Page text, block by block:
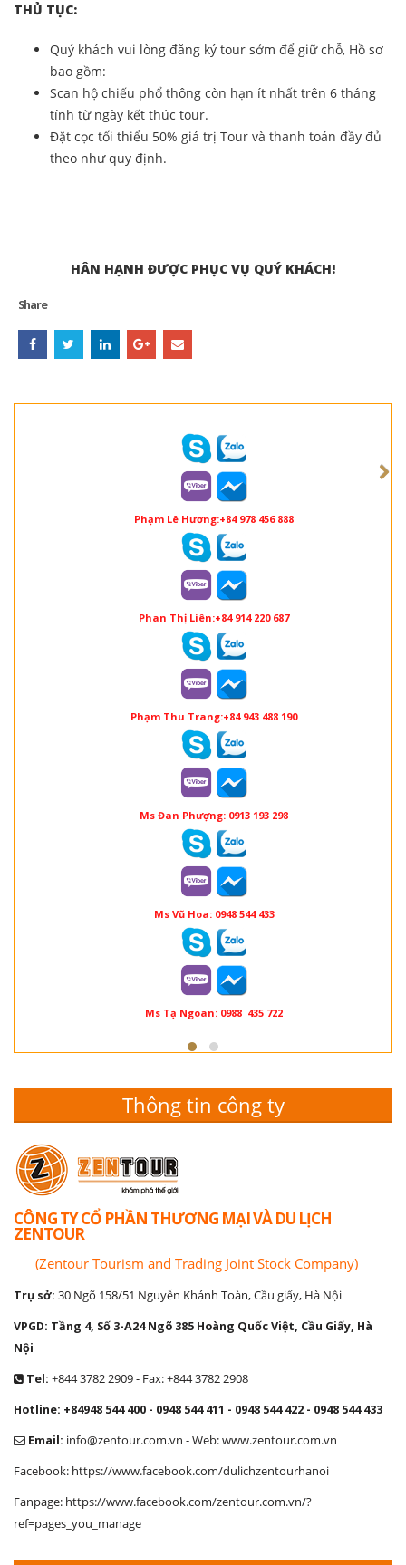
THỦ TỤC:
Quý khách vui lòng đăng ký tour sớm để giữ chỗ, Hồ sơ
bao gồm:
Scan hộ chiếu phổ thông còn hạn ít nhất trên 6 tháng
tính từ ngày kết thúc tour.
Đặt cọc tối thiểu 50% giá trị Tour và thanh toán đầy đủ
theo như quy định.
HÂN HẠNH ĐƯỢC PHỤC VỤ QUÝ KHÁCH!
Share
Phạm Lê Hương:+84 978 456 888
Phan Thị Liên:+84 914 220 687
Phạm Thu Trang:+84 943 488 190
Ms Đan Phượng: 0913 193 298
Ms Vũ Hoa: 0948 544 433
Ms Tạ Ngoan: 0988 435 722
Thông tin công ty
CÔNG TY CỔ PHẦN THƯƠNG MẠI VÀ DU LỊCH
ZENTOUR
(Zentour Tourism and Trading Joint Stock Company)
Trụ sở: 30 Ngõ 158/51 Nguyễn Khánh Toàn, Cầu giấy, Hà Nội
VPGD: Tầng 4, Số 3-A24 Ngõ 385 Hoàng Quốc Việt, Cầu Giấy, Hà
Nội
Tel: +844 3782 2909 - Fax: +844 3782 2908
Hotline: +84948 544 400 - 0948 544 411 - 0948 544 422 - 0948 544 433
Email: info@zentour.com.vn - Web: www.zentour.com.vn
Facebook: https://www.facebook.com/dulichzentourhanoi
Fanpage: https://www.facebook.com/zentour.com.vn/?
ref=pages_you_manage